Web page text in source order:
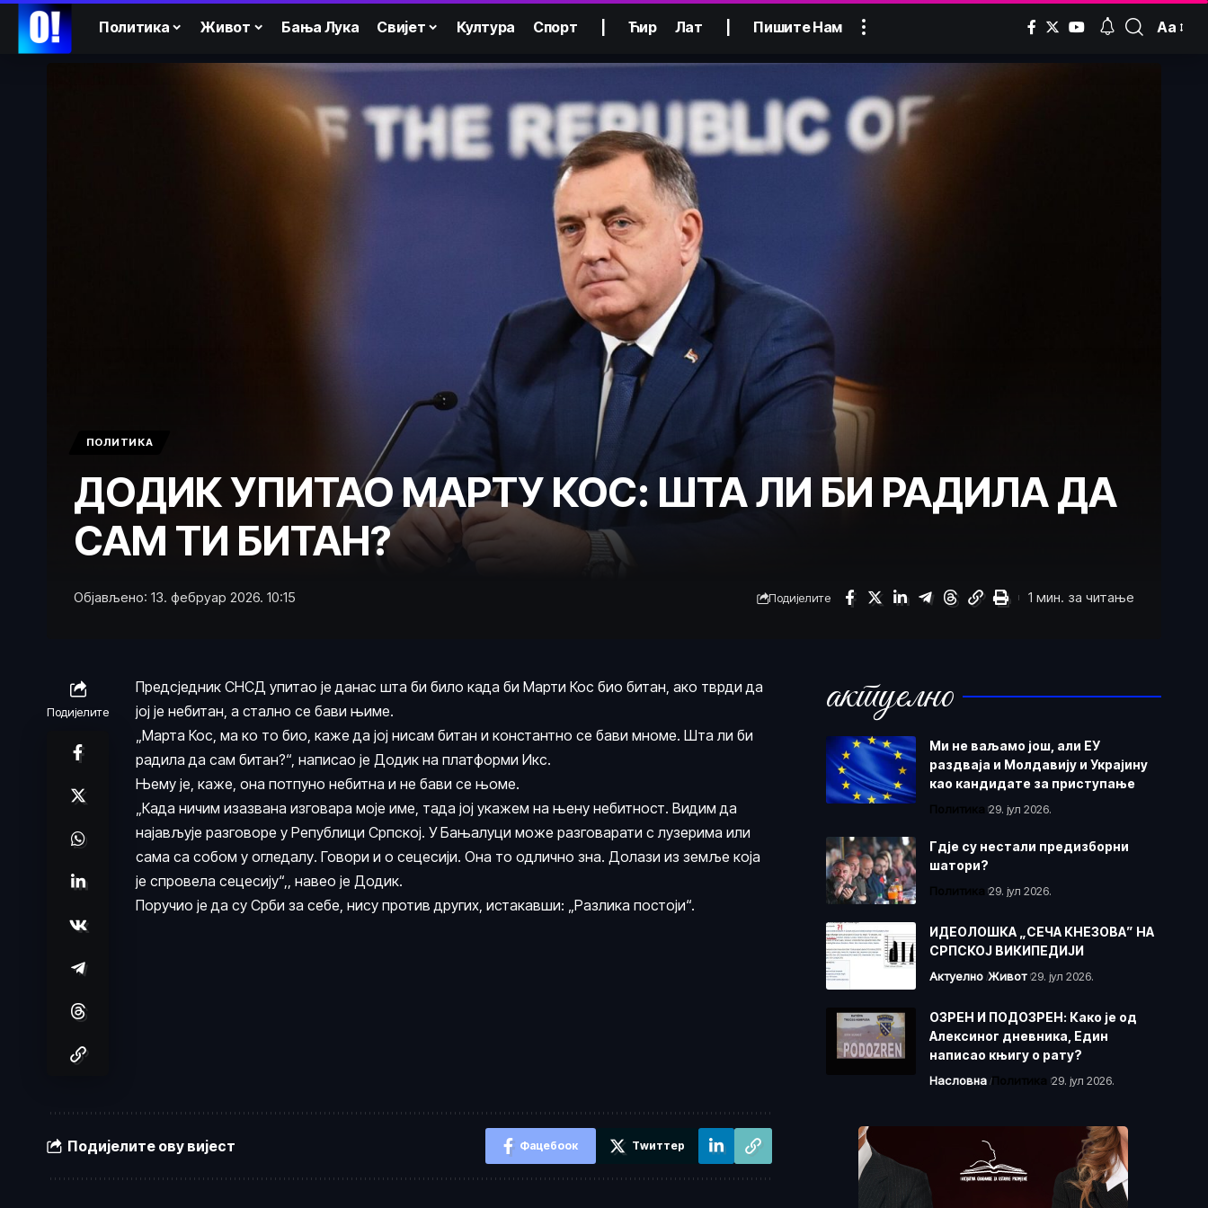
Политика Живот Бања Лука Свијет Култура Спорт Ћир Лат Пишите Нам Аа
ПОЛИТИКА
ДОДИК УПИТАО МАРТУ КОС: ШТА ЛИ БИ РАДИЛА ДА
САМ ТИ БИТАН?
Објављено: 13. фебруар 2026. 10:15 Подијелите 1 мин. за читање
Подијелите
Предсједник СНСД упитао је данас шта би било када би Марти Кос био битан, ако тврди да
јој је небитан, а стално се бави њиме.
„Марта Кос, ма ко то био, каже да јој нисам битан и константно се бави мноме. Шта ли би
радила да сам битан?“, написао је Додик на платформи Икс.
Њему је, каже, она потпуно небитна и не бави се њоме.
„Када ничим изазвана изговара моје име, тада јој укажем на њену небитност. Видим да
најављује разговоре у Републици Српској. У Бањалуци може разговарати с лузерима или
сама са собом у огледалу. Говори и о сецесији. Она то одлично зна. Долази из земље која
је спровела сецесију“,, навео је Додик.
Поручио је да су Срби за себе, нису против других, истакавши: „Разлика постоји“.
Подијелите ову вијест Фацебоок Тwиттер
актуелно
Ми не ваљамо још, али ЕУ
раздваја и Молдавију и Украјину
као кандидате за приступање
Политика 29. јул 2026.
Гдје су нестали предизборни
шатори?
Политика 29. јул 2026.
ИДЕОЛОШКА „СЕЧА КНЕЗОВА” НА
СРПСКОЈ ВИКИПЕДИЈИ
Актуелно Живот 29. јул 2026.
ОЗРЕН И ПОДОЗРЕН: Како је од
Алексиног дневника, Един
написао књигу о рату?
Насловна Политика 29. јул 2026.